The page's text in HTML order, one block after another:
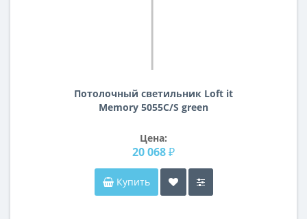
Потолочный светильник Loft it
Memory 5055C/S green
Цена:
20 068 ₽
Купить